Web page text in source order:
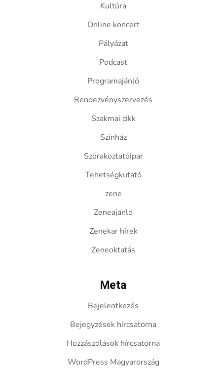
Kultúra
Online koncert
Pályázat
Podcast
Programajánló
Rendezvényszervezés
Szakmai cikk
Színház
Szórakoztatóipar
Tehetségkutató
zene
Zeneajánló
Zenekar hírek
Zeneoktatás
Meta
Bejelentkezés
Bejegyzések hírcsatorna
Hozzászólások hírcsatorna
WordPress Magyarország